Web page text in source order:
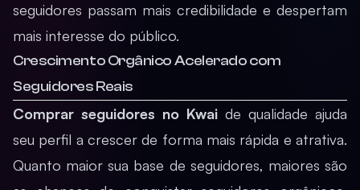
seguidores passam mais credibilidade e despertam
mais interesse do público.
Crescimento Orgânico Acelerado com
Seguidores Reais
Comprar seguidores no Kwai de qualidade ajuda
seu perfil a crescer de forma mais rápida e atrativa.
Quanto maior sua base de seguidores, maiores são